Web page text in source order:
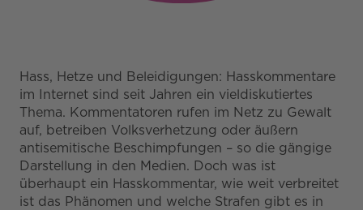
Hass, Hetze und Beleidigungen: Hasskommentare
im Internet sind seit Jahren ein vieldiskutiertes
Thema. Kommentatoren rufen im Netz zu Gewalt
auf, betreiben Volksverhetzung oder äußern
antisemitische Beschimpfungen – so die gängige
Darstellung in den Medien. Doch was ist
überhaupt ein Hasskommentar, wie weit verbreitet
ist das Phänomen und welche Strafen gibt es in